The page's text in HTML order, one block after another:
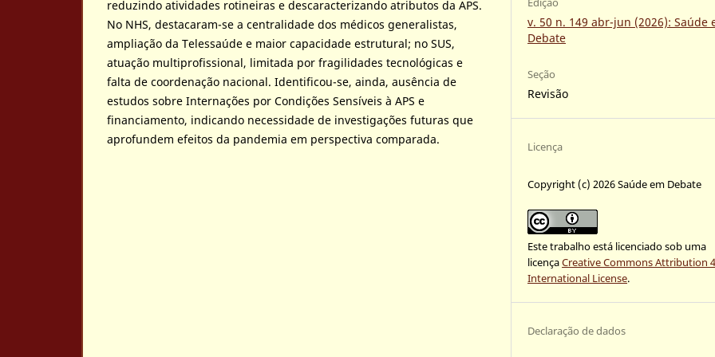
reduzindo atividades rotineiras e descaracterizando atributos da APS.
No NHS, destacaram-se a centralidade dos médicos generalistas,
ampliação da Telessaúde e maior capacidade estrutural; no SUS,
atuação multiprofissional, limitada por fragilidades tecnológicas e
falta de coordenação nacional. Identificou-se, ainda, ausência de
estudos sobre Internações por Condições Sensíveis à APS e
financiamento, indicando necessidade de investigações futuras que
aprofundem efeitos da pandemia em perspectiva comparada.
v. 50 n. 149 abr-jun (2026): Saúde
Debate
Seção
Revisão
Licença
Copyright (c) 2026 Saúde em Debate
Este trabalho está licenciado sob uma
licençaCreative Commons Attribution
International License.
Declaração de dados